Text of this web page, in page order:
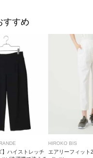
すすめ
】ハイストレッチ
HIROKO BIS
エアリーフィット